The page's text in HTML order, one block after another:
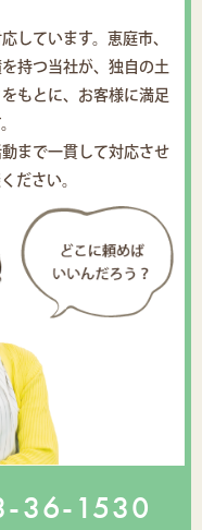
しています。恵庭市、
持つ当社が、独自の土
もとに、お客様に満足
まで一貫して対応させ
ださい。
36-1530